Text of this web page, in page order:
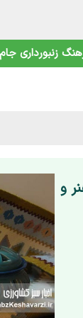
زنبورداری
و